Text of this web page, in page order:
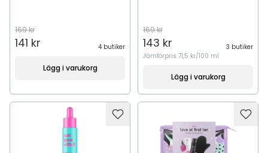
169 kr
141 kr 4 butiker
Lägg i varukorg
169 kr
143 kr
3 butiker
Jämförpris 71,5 kr/100 ml
Lägg i varukorg